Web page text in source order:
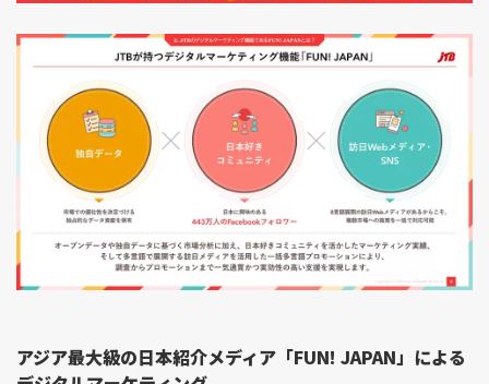
アジア最大級の日本紹介メディア「FUN! JAPAN」による